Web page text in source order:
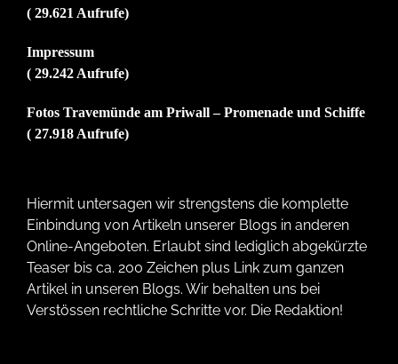
( 29.621 Aufrufe)
Impressum
( 29.242 Aufrufe)
Fotos Travemünde am Priwall – Promenade und Schiffe
( 27.918 Aufrufe)
Hiermit untersagen wir strengstens die komplette
Einbindung von Artikeln unserer Blogs in anderen
Online-Angeboten. Erlaubt sind lediglich abgekürzte
Teaser bis ca. 200 Zeichen plus Link zum ganzen
Artikel in unseren Blogs. Wir behalten uns bei
Verstössen rechtliche Schritte vor. Die Redaktion!